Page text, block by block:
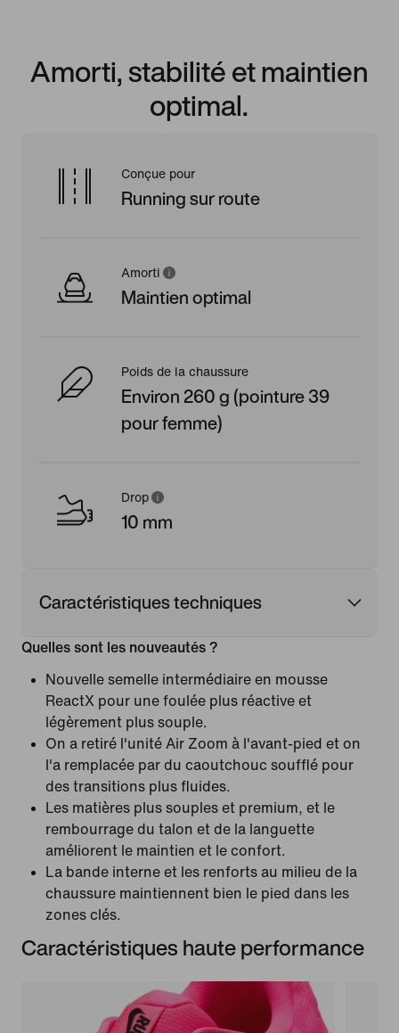
Amorti, stabilité et maintien
optimal.
Conçue pour
Running sur route
Amorti
Maintien optimal
Poids de la chaussure
Environ 260 g (pointure 39
pour femme)
Drop
10 mm
Caractéristiques techniques
Quelles sont les nouveautés ?
Nouvelle semelle intermédiaire en mousse
ReactX pour une foulée plus réactive et
légèrement plus souple.
On a retiré l'unité Air Zoom à l'avant-pied et on
l'a remplacée par du caoutchouc soufflé pour
des transitions plus fluides.
Les matières plus souples et premium, et le
rembourrage du talon et de la languette
améliorent le maintien et le confort.
La bande interne et les renforts au milieu de la
chaussure maintiennent bien le pied dans les
zones clés.
Caractéristiques haute performance